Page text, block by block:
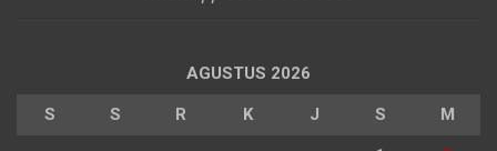
AGUSTUS 2026
S S R K J S M